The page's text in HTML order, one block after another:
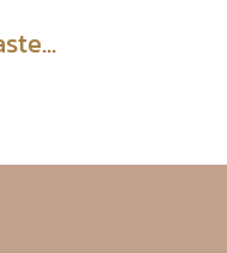
Ti-Black Bead Blasted สีดำ พ้นเม็ดทราย